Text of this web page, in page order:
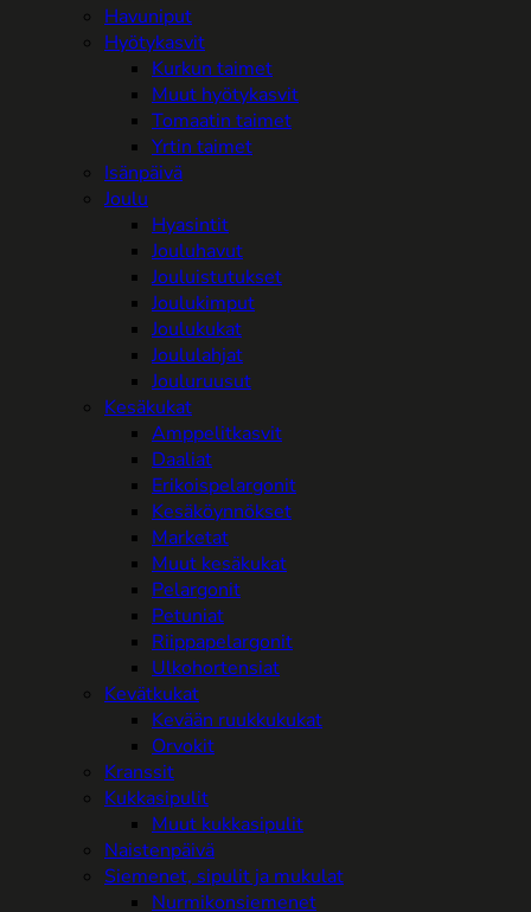
Havuniput
Hyötykasvit
Kurkun taimet
Muut hyötykasvit
Tomaatin taimet
Yrtin taimet
Isänpäivä
Joulu
Hyasintit
Jouluhavut
Jouluistutukset
Joulukimput
Joulukukat
Joululahjat
Jouluruusut
Kesäkukat
Amppelitkasvit
Daaliat
Erikoispelargonit
Kesäköynnökset
Marketat
Muut kesäkukat
Pelargonit
Petuniat
Riippapelargonit
Ulkohortensiat
Kevätkukat
Kevään ruukkukukat
Orvokit
Kranssit
Kukkasipulit
Muut kukkasipulit
Naistenpäivä
Siemenet, sipulit ja mukulat
Nurmikonsiemenet